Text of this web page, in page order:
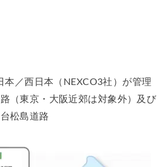
本／西日本（NEXCO3社）が管理
（東京・大阪近郊は対象外）及び
松島道路